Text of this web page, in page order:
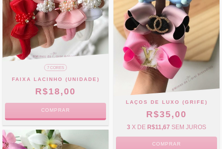
7 CORES
FAIXA LACINHO (UNIDADE)
R$18,00
COMPRAR
LAÇOS DE LUXO (GRIFE)
R$35,00
3 X DE R$11,67 SEM JUROS
COMPRAR